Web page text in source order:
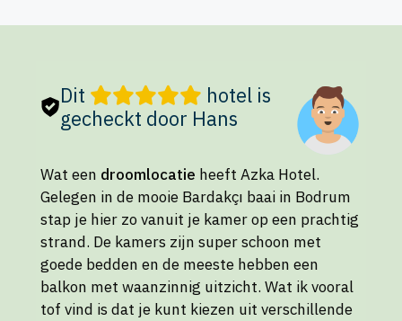
Dit
hotel is
gecheckt door Hans
Wat een droomlocatie heeft Azka Hotel.
Gelegen in de mooie Bardakçı baai in Bodrum
stap je hier zo vanuit je kamer op een prachtig
strand. De kamers zijn super schoon met
goede bedden en de meeste hebben een
balkon met waanzinnig uitzicht. Wat ik vooral
tof vind is dat je kunt kiezen uit verschillende